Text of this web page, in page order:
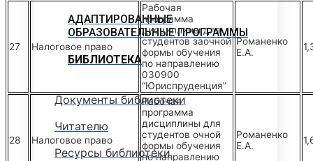
АДАПТИРОВАННЫЕ
ОБРАЗОВАТЕЛЬНЫЕ ПРОГРАММЫ
БИБЛИОТЕКА
Документы библиотеки
Читателю
Ресурсы библиотеки
27 Налоговое право
Рабочая
программа
дисциплины для
студентов заочной
формы обучения
по направлению
030900
“Юриспруденция”
Романенко
Е.А.
28 Налоговое право
Рабочая
программа
дисциплины для
студентов очной
формы обучения
по направлению
Романенко
Е.А.